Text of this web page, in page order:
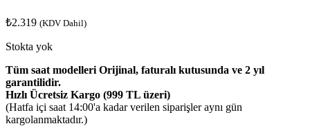
₺2.319 (KDV Dahil)
Stokta yok
Tüm saat modelleri Orijinal, faturalı kutusunda ve 2 yıl
garantilidir.
Hızlı Ücretsiz Kargo (999 TL üzeri)
(Hatfa içi saat 14:00'a kadar verilen siparişler aynı gün
kargolanmaktadır.)